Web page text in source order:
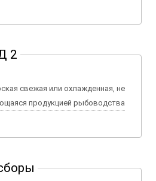
2
продукцией рыбоводства